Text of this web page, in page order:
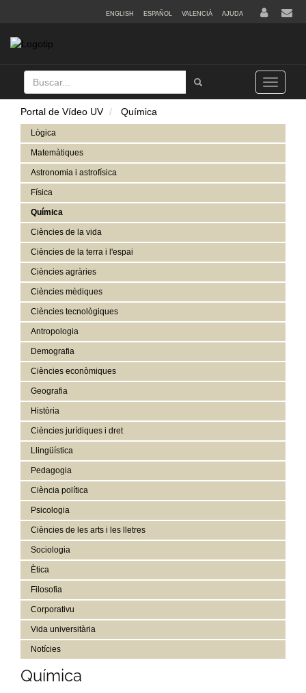
ENGLISH ESPAÑOL VALENCIÀ AJUDA
Buscar
Tramet
Toggle
navigation
Portal de Vídeo UV Química
Lògica
Matemàtiques
Astronomia i astrofísica
Física
Química
Ciències de la vida
Ciències de la terra i l'espai
Ciències agràries
Ciències mèdiques
Ciències tecnològiques
Antropologia
Demografia
Ciències econòmiques
Geografia
Història
Ciències jurídiques i dret
Llingüística
Pedagogia
Ciència política
Psicologia
Ciències de les arts i les lletres
Sociologia
Ètica
Filosofia
Corporativu
Vida universitària
Notícies
Química